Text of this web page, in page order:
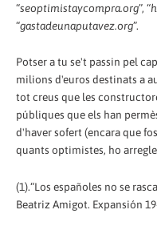
“seoptimistaycompra.org”, “
“gastadeunaputavez.org”.
Potser a tu se't passin pel
milions d'euros destinats a
tot creus que les
públiques que els han
d'haver sofert (encara que
quants optimistes, ho
(1).“Los españoles no se
Beatriz Amigot. Expansión